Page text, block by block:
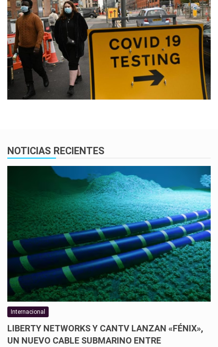
NOTICIAS RECIENTES
Internacional
LIBERTY NETWORKS Y CANTV LANZAN «FÉNIX»,
UN NUEVO CABLE SUBMARINO ENTRE